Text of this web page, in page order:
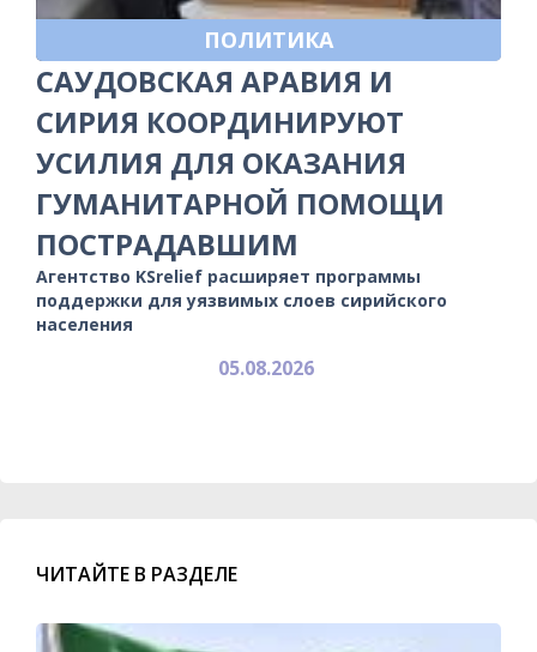
ПОЛИТИКА
САУДОВСКАЯ АРАВИЯ И
СИРИЯ КООРДИНИРУЮТ
УСИЛИЯ ДЛЯ ОКАЗАНИЯ
ГУМАНИТАРНОЙ ПОМОЩИ
ПОСТРАДАВШИМ
Агентство KSrelief расширяет программы
поддержки для уязвимых слоев сирийского
населения
05.08.2026
ЧИТАЙТЕ В РАЗДЕЛЕ